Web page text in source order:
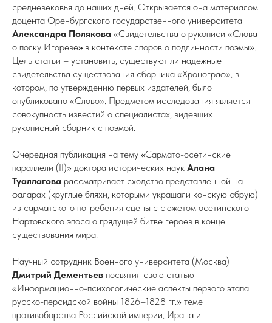
средневековья до наших дней. Открывается она материалом
доцента Оренбургского государственного университета
Александра Полякова «Свидетельства о рукописи «Слова
о полку Игореве» в контексте споров о подлинности поэмы».
Цель статьи – установить, существуют ли надежные
свидетельства существования сборника «Хронограф», в
котором, по утверждению первых издателей, было
опубликовано «Слово». Предметом исследования является
совокупность известий о специалистах, видевших
рукописный сборник с поэмой.
Очередная публикация на тему «Сармато-осетинские
параллели (II)» доктора исторических наук Алана
Туаллагова рассматривает сходство представленной на
фаларах (круглые бляхи, которыми украшали конскую сбрую)
из сарматского погребения сцены с сюжетом осетинского
Нартовского эпоса о грядущей битве героев в конце
существования мира.
Научный сотрудник Военного университета (Москва)
Дмитрий Дементьев посвятил свою статью
«Информационно-психологические аспекты первого этапа
русско-персидской войны 1826–1828 гг.» теме
противоборства Российской империи, Ирана и